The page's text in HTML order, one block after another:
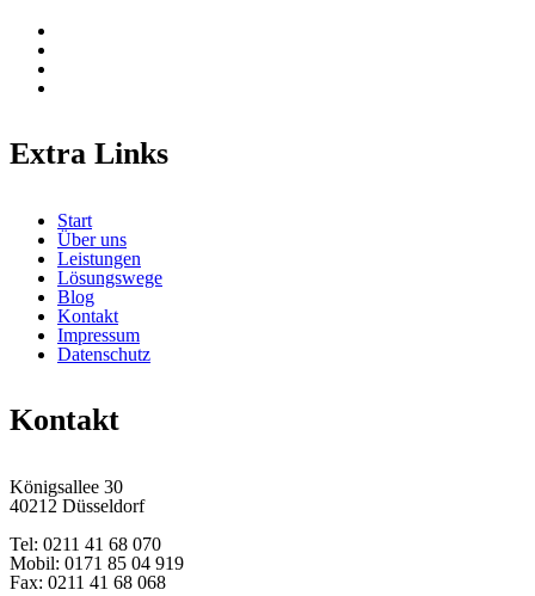
Extra Links
Start
Über uns
Leistungen
Lösungswege
Blog
Kontakt
Impressum
Datenschutz
Kontakt
Königsallee 30
40212 Düsseldorf
Tel: 0211 41 68 070
Mobil: 0171 85 04 919
Fax: 0211 41 68 068